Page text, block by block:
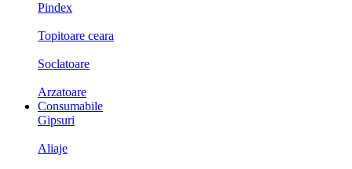
Pindex
Topitoare ceara
Soclatoare
Arzatoare
Consumabile
Gipsuri
Aliaje